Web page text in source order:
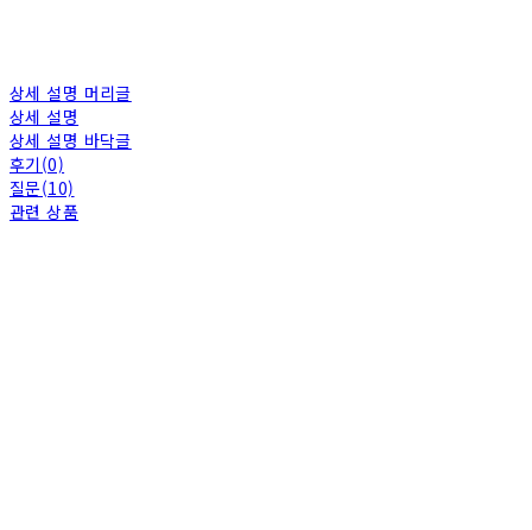
상세 설명 머리글
상세 설명
상세 설명 바닥글
후기(0)
질문(10)
관련 상품